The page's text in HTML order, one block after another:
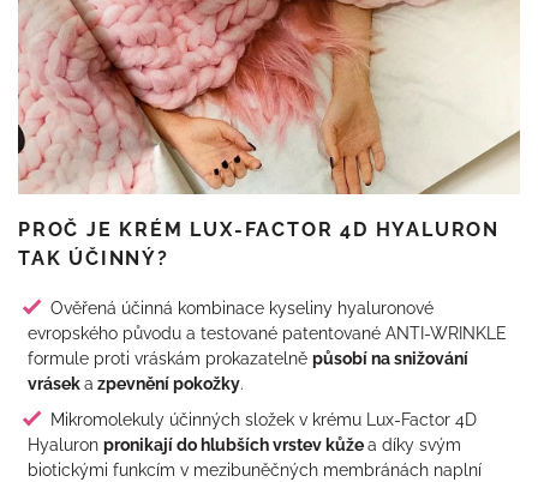
PROČ JE KRÉM LUX-FACTOR 4D HYALURON
TAK ÚČINNÝ?
Ověřená účinná kombinace kyseliny hyaluronové
evropského původu a testované patentované ANTI-WRINKLE
formule proti vráskám prokazatelně působí na snižování
vráseka zpevnění pokožky.
Mikromolekuly účinných složek v krému Lux-Factor 4D
Hyaluron pronikají do hlubších vrstev kůžea díky svým
biotickými funkcím v mezibuněčných membránách naplní